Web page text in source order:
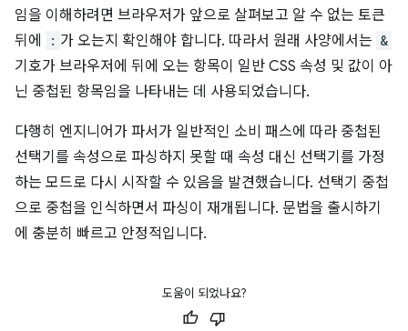
임을 이해하려면 브라우저가 앞으로 살펴보고 알 수 없는 토큰
뒤에
: 가 오는지 확인해야 합니다. 따라서 원래 사양에서는 &
기호가 브라우저에 뒤에 오는 항목이 일반 CSS 속성 및 값이 아
닌 중첩된 항목임을 나타내는 데 사용되었습니다.
다행히 엔지니어가 파서가 일반적인 소비 패스에 따라 중첩된
선택기를 속성으로 파싱하지 못할 때 속성 대신 선택기를 가정
하는 모드로 다시 시작할 수 있음을 발견했습니다. 선택기 중첩
으로 중첩을 인식하면서 파싱이 재개됩니다. 문법을 출시하기
에 충분히 빠르고 안정적입니다.
도움이 되었나요?